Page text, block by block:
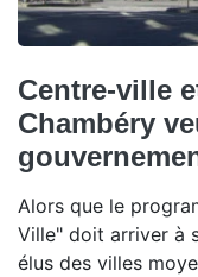
Centre-ville
Chambéry
Alors que le
Ville" doit arriver à
élus des villes